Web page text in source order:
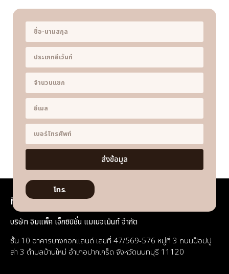
ส่งข้อมูล
โทร.
ที่อยู่
บริษัท อิมแพ็ค เอ็กซิบิชั่น แมเนจเม้นท์ จำกัด
ชั้น 10 อาคารบางกอกแลนด์ เลขที่ 47/569-576 หมู่ที่ 3 ถนนป๊อปปู
ล่า 3 ตำบลบ้านใหม่ อำเภอปากเกร็ด จังหวัดนนทบุรี 11120